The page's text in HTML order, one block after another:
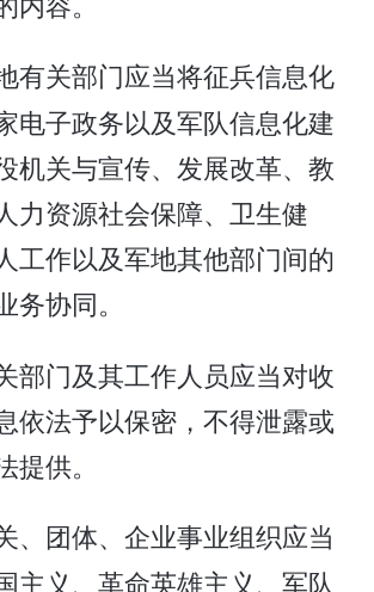
有关部门应当将征兵信息化
电子政务以及军队信息化建
机关与宣传、发展改革、教
力资源社会保障、卫生健
工作以及军地其他部门间的
协同。
部门及其工作人员应当对收
依法予以保密，不得泄露或
供。
、团体、企业事业组织应当
主义、革命英雄主义、军队